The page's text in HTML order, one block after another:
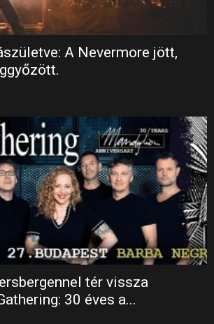
A Nevermore jött,
tér vissza
30 éves a...